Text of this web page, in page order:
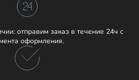
отправим заказ в течение 24ч с
оформления.